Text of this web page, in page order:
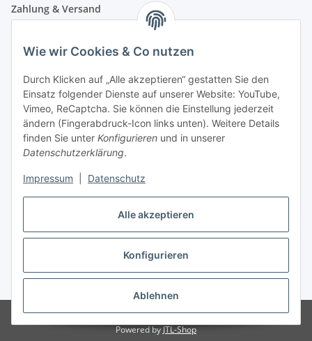
Alle akzeptieren
Konfigurieren
Ablehnen
Wie wir Cookies & Co nutzen
Durch Klicken auf „Alle akzeptieren“ gestatten Sie den
Einsatz folgender Dienste auf unserer Website: YouTube,
Vimeo, ReCaptcha. Sie können die Einstellung jederzeit
ändern (Fingerabdruck-Icon links unten). Weitere Details
finden Sie unter Konfigurieren und in unserer
Datenschutzerklärung.
Impressum Datenschutz
Zahlung & Versand
Vertrag widerrufen
* Alle Preise inkl. gesetzlicher USt., zzgl.Versand
© Maren Brunner
Powered byJTL-Shop